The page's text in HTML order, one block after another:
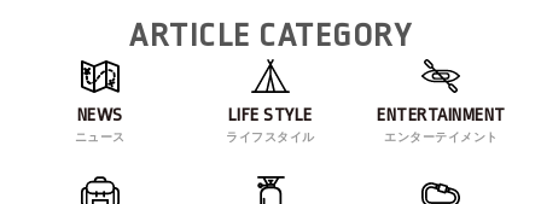
ARTICLE CATEGORY
NEWS
ニュース
LIFE STYLE
ライフスタイル
ENTERTAINMENT
エンターテイメント